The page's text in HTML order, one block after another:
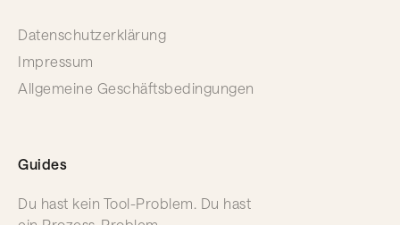
Datenschutzerklärung
Impressum
Allgemeine Geschäftsbedingungen
Guides
Du hast kein Tool-Problem. Du hast